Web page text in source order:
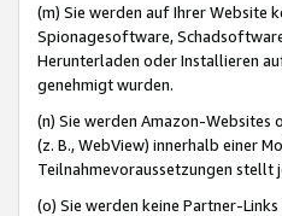
(m) Sie werden auf Ihrer Website
Spionagesoftware,
Herunterladen oder Installieren
genehmigt wurden.
(n) Sie werden Amazon-Websites
(z. B., WebView) innerhalb einer
Teilnahmevoraussetzungen stellt
(o) Sie werden keine Partner-